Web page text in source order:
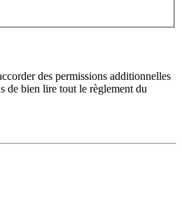
des permissions additionnelles
de bien lire tout le règlement du